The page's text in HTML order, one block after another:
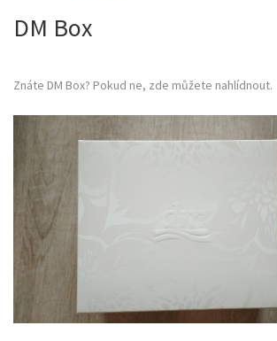
DM Box
Znáte DM Box? Pokud ne, zde můžete nahlídnout.